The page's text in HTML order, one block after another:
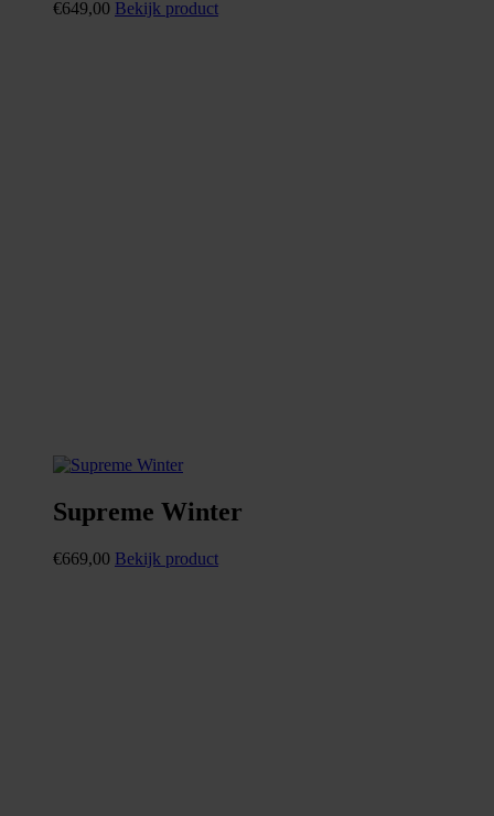
€649,00 Bekijk product
Supreme Winter
€669,00 Bekijk product